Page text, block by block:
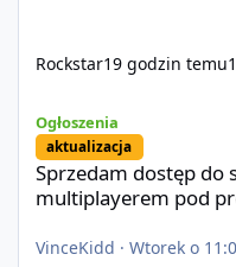
Rockstar19 godzin temu
Ogłoszenia
aktualizacja
Sprzedam dostęp do
multiplayerem pod
VinceKidd · Wtorek o